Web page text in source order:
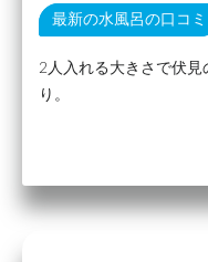
最新の水風呂の口コミ
2人入れる大きさで伏
り。